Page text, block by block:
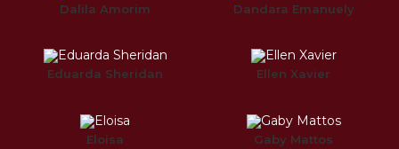
Dalila Amorim Dandara Emanuely
Eduarda Sheridan Ellen Xavier
Eloisa Gaby Mattos